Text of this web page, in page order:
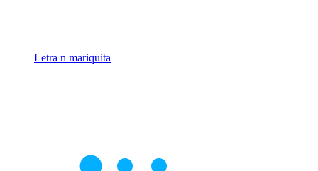
Letra n mariquita